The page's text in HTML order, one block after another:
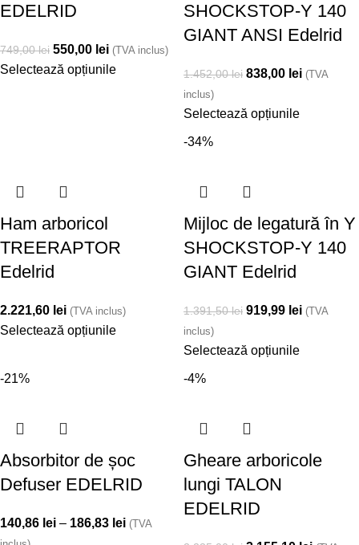
EDELRID
749,00lei 550,00 lei (TVA inclus)
Selectează opțiunile
SHOCKSTOP-Y 140
GIANT ANSI Edelrid
1.452,00lei 838,00 lei (TVA
inclus)
Selectează opțiunile
Ham arboricol
TREERAPTOR
Edelrid
2.221,60 lei (TVA inclus)
Selectează opțiunile
-34%
Mijloc de legatură în Y
SHOCKSTOP-Y 140
GIANT Edelrid
1.391,50lei 919,99 lei (TVA
inclus)
Selectează opțiunile
-21%
Absorbitor de șoc
Defuser EDELRID
140,86 lei – 186,83 lei (TVA
-4%
Gheare arboricole
lungi TALON
EDELRID